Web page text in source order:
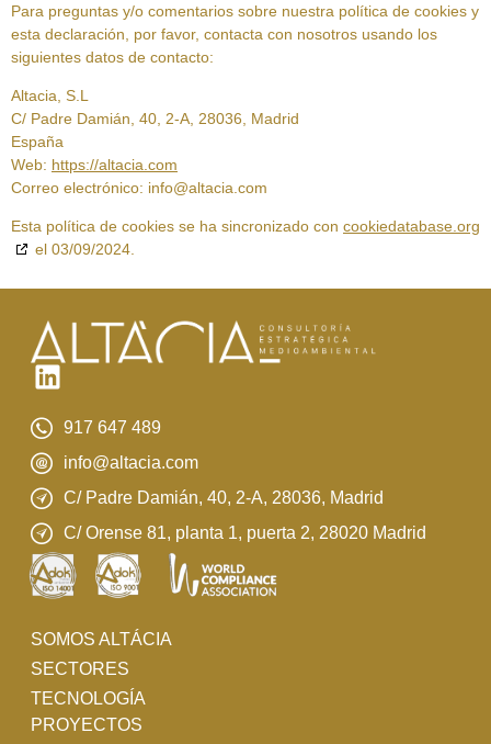
Para preguntas y/o comentarios sobre nuestra política de cookies y
esta declaración, por favor, contacta con nosotros usando los
siguientes datos de contacto:
Altacia, S.L
C/ Padre Damián, 40, 2-A, 28036, Madrid
España
Web: https://altacia.com
Correo electrónico: info@altacia.com
Esta política de cookies se ha sincronizado con cookiedatabase.org
el 03/09/2024.
917 647 489
info@altacia.com
C/ Padre Damián, 40, 2-A, 28036, Madrid
C/ Orense 81, planta 1, puerta 2, 28020 Madrid
SOMOS ALTÁCIA
SECTORES
TECNOLOGÍA
PROYECTOS